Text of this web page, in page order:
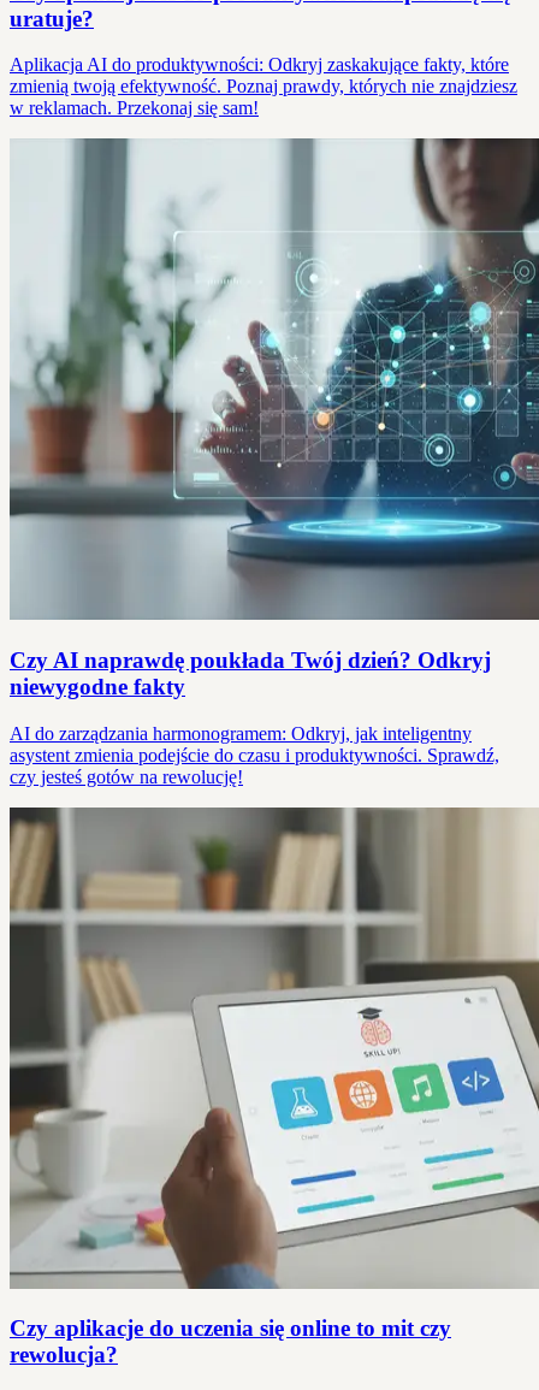
uratuje?
Aplikacja AI do produktywności: Odkryj zaskakujące fakty, które
zmienią twoją efektywność. Poznaj prawdy, których nie znajdziesz
w reklamach. Przekonaj się sam!
Czy AI naprawdę poukłada Twój dzień? Odkryj
niewygodne fakty
AI do zarządzania harmonogramem: Odkryj, jak inteligentny
asystent zmienia podejście do czasu i produktywności. Sprawdź,
czy jesteś gotów na rewolucję!
Czy aplikacje do uczenia się online to mit czy
rewolucja?